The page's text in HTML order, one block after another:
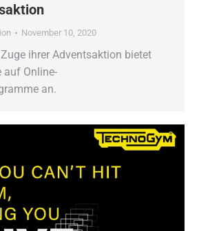
November 10, 2020
Zuge ihrer Adventsaktion bietet
auf Online-
an.